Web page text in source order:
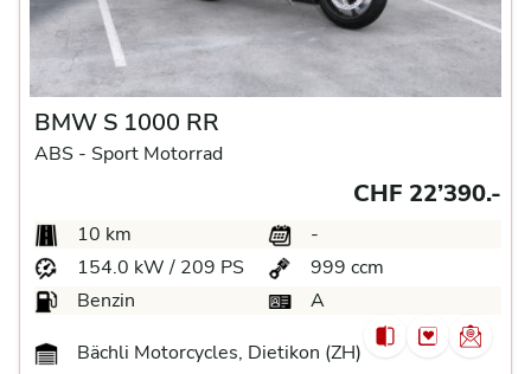
BMW S 1000 RR
ABS - Sport Motorrad
CHF 22’390.-
10 km
-
154.0 kW / 209 PS
999 ccm
Benzin
A
Bächli Motorcycles, Dietikon (ZH)